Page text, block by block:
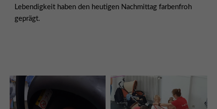
Lebendigkeit haben den heutigen Nachmittag farbenfroh
geprägt.